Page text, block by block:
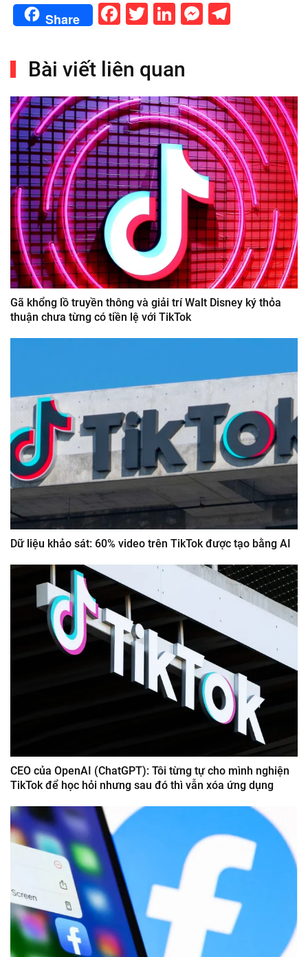
Share Facebook
Twitter
LinkedIn
Bài viết liên quan
Gã khổng lồ truyền thông và giải trí Walt Disney ký thỏa
thuận chưa từng có tiền lệ với TikTok
Dữ liệu khảo sát: 60% video trên TikTok được tạo bằng AI
CEO của OpenAI (ChatGPT): Tôi từng tự cho mình nghiện
TikTok để học hỏi nhưng sau đó thì vẫn xóa ứng dụng